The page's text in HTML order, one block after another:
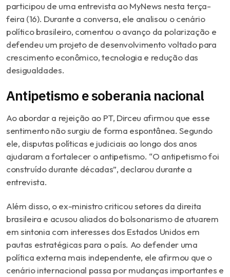
participou de uma entrevista ao MyNews nesta terça-
feira (16). Durante a conversa, ele analisou o cenário
político brasileiro, comentou o avanço da polarização e
defendeu um projeto de desenvolvimento voltado para
crescimento econômico, tecnologia e redução das
desigualdades.
Antipetismo e soberania nacional
Ao abordar a rejeição ao PT, Dirceu afirmou que esse
sentimento não surgiu de forma espontânea. Segundo
ele, disputas políticas e judiciais ao longo dos anos
ajudaram a fortalecer o antipetismo. “O antipetismo foi
construído durante décadas”, declarou durante a
entrevista.
Além disso, o ex-ministro criticou setores da direita
brasileira e acusou aliados do bolsonarismo de atuarem
em sintonia com interesses dos Estados Unidos em
pautas estratégicas para o país. Ao defender uma
política externa mais independente, ele afirmou que o
cenário internacional passa por mudanças importantes e